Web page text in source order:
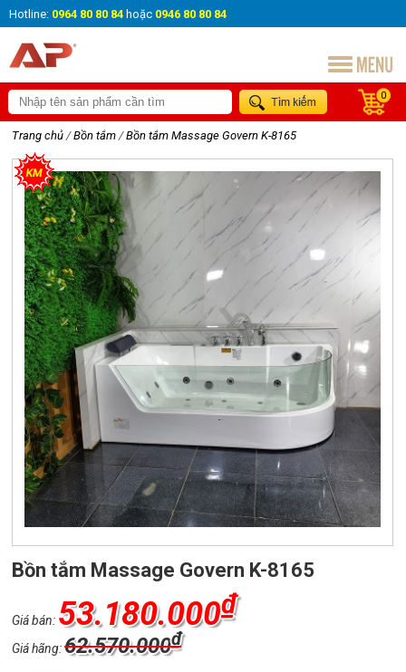
Hotline: 0964 80 80 84 hoặc 0946 80 80 84
0
Trang chủ / Bồn tắm / Bồn tắm Massage Govern K-8165
Bồn tắm Massage Govern K-8165
Giá bán: 53.180.000₫
Giá hãng:62.570.000₫